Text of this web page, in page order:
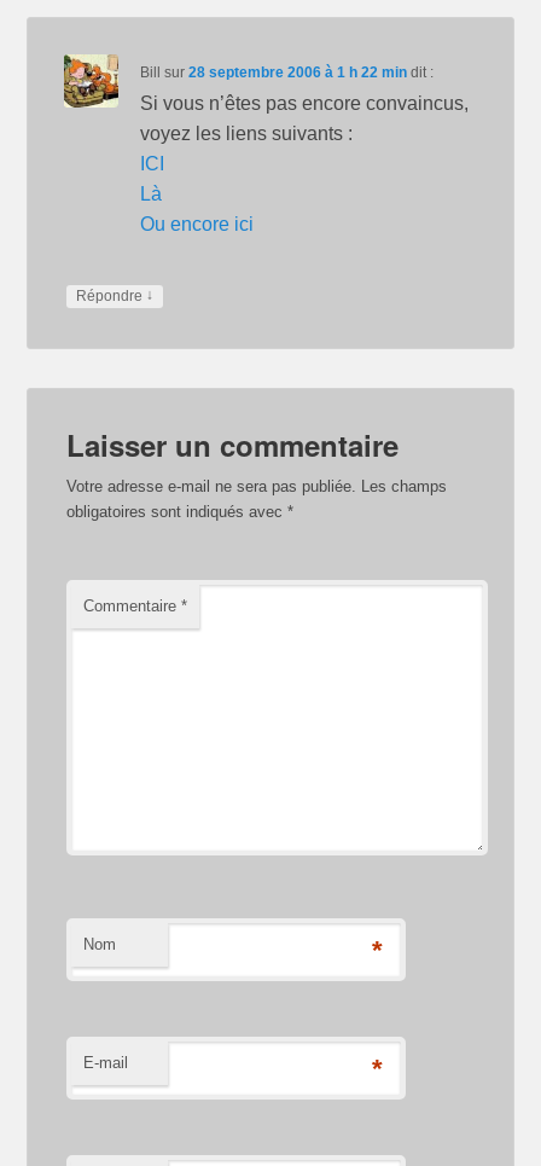
Bill sur28 septembre 2006 à 1 h 22 min dit :
Si vous n’êtes pas encore convaincus,
voyez les liens suivants :
ICI
Là
Ou encore ici
Répondre ↓
Laisser un commentaire
Votre adresse e-mail ne sera pas publiée. Les champs
obligatoires sont indiqués avec*
Commentaire*
Nom *
E-mail *